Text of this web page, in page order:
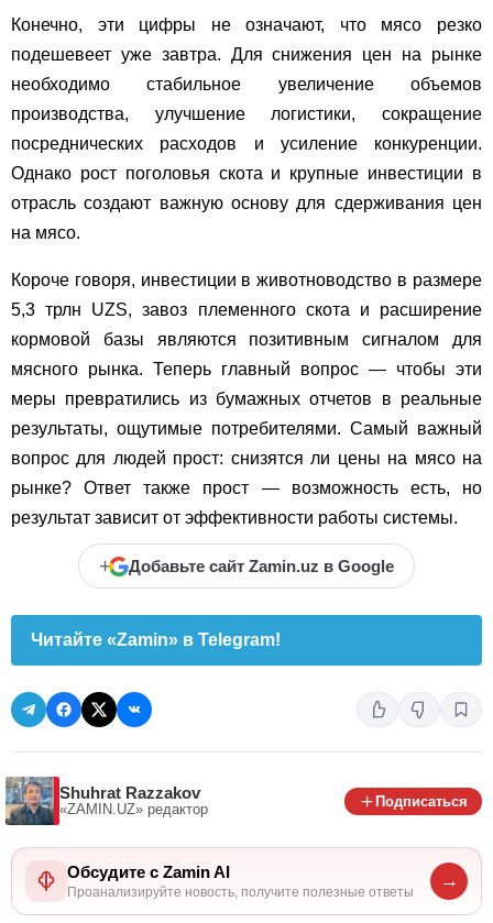
Конечно, эти цифры не означают, что мясо резко
подешевеет уже завтра. Для снижения цен на рынке
необходимо стабильное увеличение объемов
производства, улучшение логистики, сокращение
посреднических расходов и усиление конкуренции.
Однако рост поголовья скота и крупные инвестиции в
отрасль создают важную основу для сдерживания цен
на мясо.
Короче говоря, инвестиции в животноводство в размере
5,3 трлн UZS, завоз племенного скота и расширение
кормовой базы являются позитивным сигналом для
мясного рынка. Теперь главный вопрос — чтобы эти
меры превратились из бумажных отчетов в реальные
результаты, ощутимые потребителями. Самый важный
вопрос для людей прост: снизятся ли цены на мясо на
рынке? Ответ также прост — возможность есть, но
результат зависит от эффективности работы системы.
+ Добавьте сайт Zamin.uz в Google
Читайте «Zamin» в Telegram!
Shuhrat Razzakov
«ZAMIN.UZ» редактор
Подписаться
Обсудите с Zamin AI
Проанализируйте новость, получите полезные ответы
→